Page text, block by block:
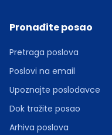
Pronađite posao
Pretraga poslova
Poslovi na email
Upoznajte poslodavce
Dok tražite posao
Arhiva poslova